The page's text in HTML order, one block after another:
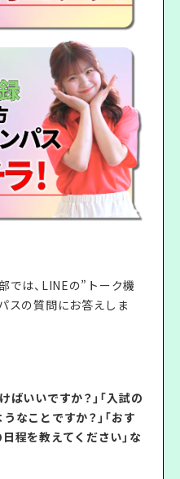
では、LINEの”トーク機
スの質問にお答えしま
ばいいですか？」「入試の
なことですか？」「おす
程を教えてください」な